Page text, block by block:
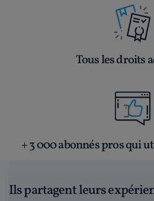
Tous les droits
+ 3 000 abonnés pros qui
Ils partagent leurs